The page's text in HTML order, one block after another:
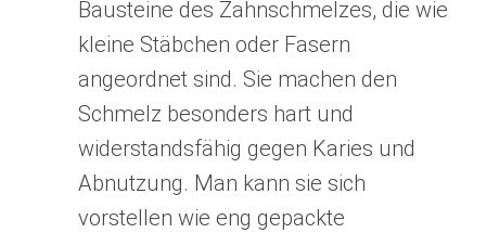
Bausteine des Zahnschmelzes, die wie
kleine Stäbchen oder Fasern
angeordnet sind. Sie machen den
Schmelz besonders hart und
widerstandsfähig gegen Karies und
Abnutzung. Man kann sie sich
vorstellen wie eng gepackte